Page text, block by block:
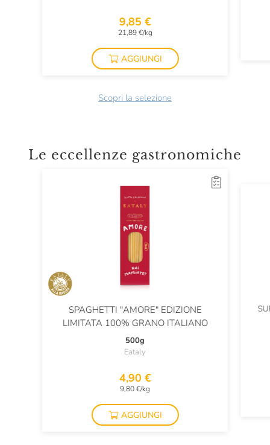
9,85 €
21,89 €/kg
AGGIUNGI
Scopri la selezione
Le eccellenze gastronomiche
SPAGHETTI "AMORE" EDIZIONE
LIMITATA 100% GRANO ITALIANO
500g
Eataly
4,90 €
9,80 €/kg
AGGIUNGI